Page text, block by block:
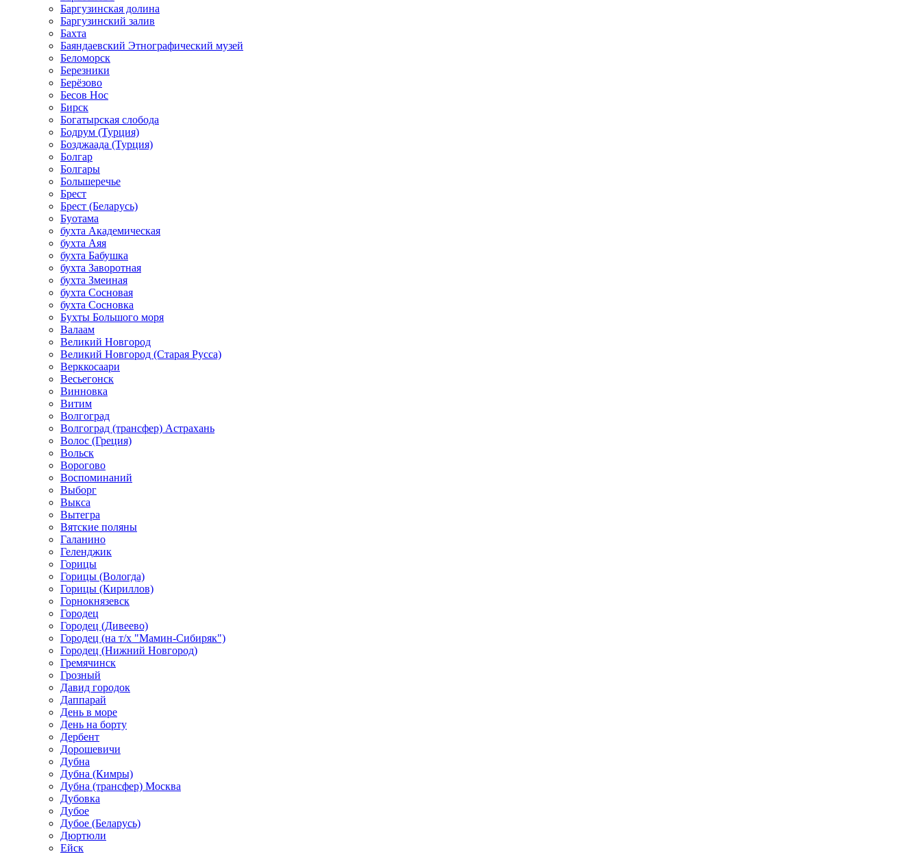
Баргузинская долина
Баргузинский залив
Бахта
Баяндаевский Этнографический музей
Беломорск
Березники
Берёзово
Бесов Нос
Бирск
Богатырская слобода
Бодрум (Турция)
Бозджаада (Турция)
Болгар
Болгары
Большеречье
Брест
Брест (Беларусь)
Буотама
бухта Академическая
бухта Аяя
бухта Бабушка
бухта Заворотная
бухта Змеиная
бухта Сосновая
бухта Сосновка
Бухты Большого моря
Валаам
Великий Новгород
Великий Новгород (Старая Русса)
Верккосаари
Весьегонск
Винновка
Витим
Волгоград
Волгоград (трансфер) Астрахань
Волос (Греция)
Вольск
Ворогово
Воспоминаний
Выборг
Выкса
Вытегра
Вятские поляны
Галанино
Геленджик
Горицы
Горицы (Вологда)
Горицы (Кириллов)
Горнокнязевск
Городец
Городец (Дивеево)
Городец (на т/х "Мамин-Сибиряк")
Городец (Нижний Новгород)
Гремячинск
Грозный
Давид городок
Даппарай
День в море
День на борту
Дербент
Дорошевичи
Дубна
Дубна (Кимры)
Дубна (трансфер) Москва
Дубовка
Дубое
Дубое (Беларусь)
Дюртюли
Ейск